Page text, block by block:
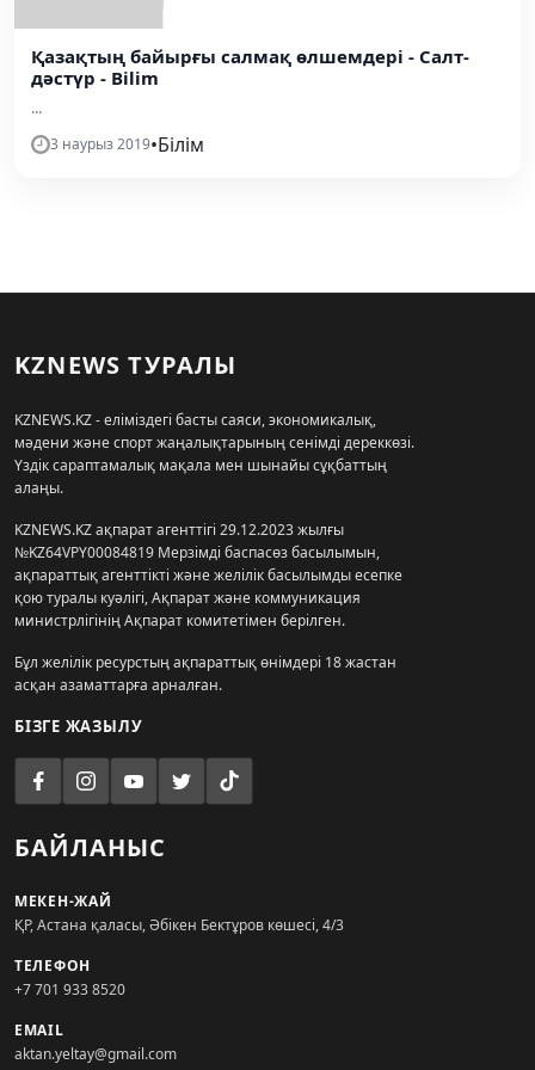
Қазақтың байырғы салмақ өлшемдері - Салт-
дәстүр - Bilim
...
3 наурыз 2019•Білім
KZNEWS ТУРАЛЫ
KZNEWS.KZ - еліміздегі басты саяси, экономикалық,
мәдени және спорт жаңалықтарының сенімді дереккөзі.
Үздік сараптамалық мақала мен шынайы сұқбаттың
алаңы.
KZNEWS.KZ ақпарат агенттігі 29.12.2023 жылғы
№KZ64VPY00084819 Мерзімді баспасөз басылымын,
ақпараттық агенттікті және желілік басылымды есепке
қою туралы куәлігі, Ақпарат және коммуникация
министрлігінің Ақпарат комитетімен берілген.
Бұл желілік ресурстың ақпараттық өнімдері 18 жастан
асқан азаматтарға арналған.
БІЗГЕ ЖАЗЫЛУ
БАЙЛАНЫС
МЕКЕН-ЖАЙ
ҚР, Астана қаласы, Әбікен Бектұров көшесі, 4/3
ТЕЛЕФОН
+7 701 933 8520
EMAIL
aktan.yeltay@gmail.com